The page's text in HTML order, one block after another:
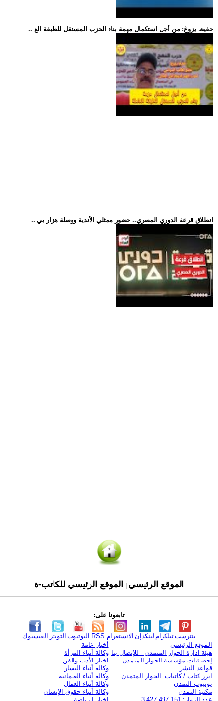
.. حفيظ يزوغ: من أجل استكمال مهمة بناء الحزب المستقل للطبقة الع
.. انطلاق قرعة الدوري المصري.. حضور ممثلي الأندية ووصلة هزار بي
الموقع الرئيسي الموقع الرئيسي للكاتب-ة
تابعونا على:
الفيسبوك التويتر اليوتيوب RSS الانستغرام لينكدإن تيلكرامبنترست
الموقع الرئيسي
هيئة ادارة الحوار المتمدن - للإتصال بنا
إحصائيات مؤسسة الحوار المتمدن
قواعد النشر
ابرز كتاب / كاتبات الحوار المتمدن
يوتيوب التمدن
مكتبة التمدن
عدد الزوار: 3,427,497,151
أخبار عامة
وكالة أنباء المرأة
اخبار الأدب والفن
وكالة أنباء اليسار
وكالة أنباء العلمانية
وكالة أنباء العمال
وكالة أنباء حقوق الإنسان
اخبار الرياضة